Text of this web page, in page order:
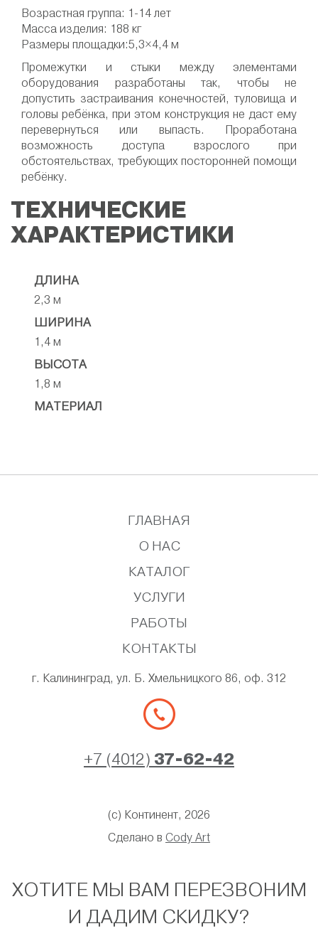
Возрастная группа: 1-14 лет
Масса изделия: 188 кг
Размеры площадки:5,3×4,4 м
Промежутки и стыки между элементами
оборудования разработаны так, чтобы не
допустить застраивания конечностей, туловища и
головы ребёнка, при этом конструкция не даст ему
перевернуться или выпасть. Проработана
возможность доступа взрослого при
обстоятельствах, требующих посторонней помощи
ребёнку.
ТЕХНИЧЕСКИЕ
ХАРАКТЕРИСТИКИ
ДЛИНА
2,3 м
ШИРИНА
1,4 м
ВЫСОТА
1,8 м
МАТЕРИАЛ
ГЛАВНАЯ
О НАС
КАТАЛОГ
УСЛУГИ
РАБОТЫ
КОНТАКТЫ
г. Калининград, ул. Б. Хмельницкого 86, оф. 312
+7 (4012) 37-62-42
(с) Континент, 2026
Сделано в Cody Art
ХОТИТЕ МЫ ВАМ ПЕРЕЗВОНИМ
И ДАДИМ СКИДКУ?